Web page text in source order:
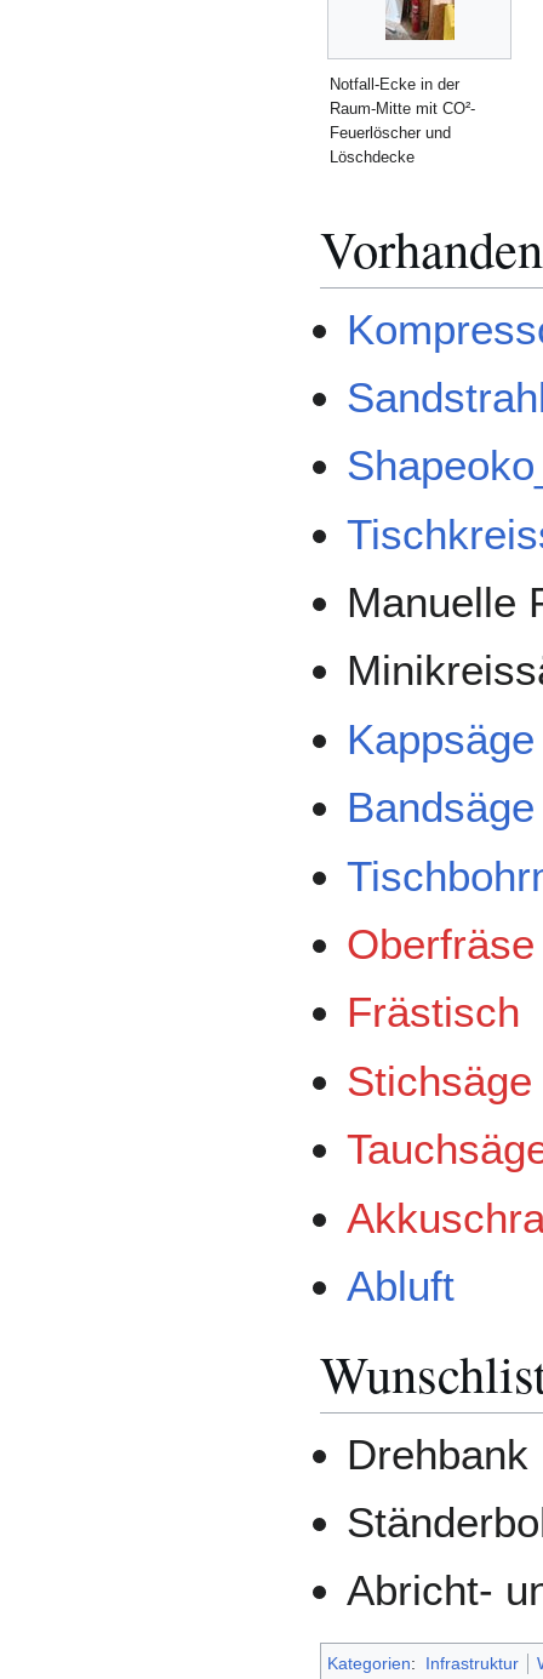
Notfall-Ecke in der
Raum-Mitte mit CO²-
Feuerlöscher und
Löschdecke
Vorhanden
Manuelle
Kappsäge
Bandsäge
Oberfräse
Frästisch
Stichsäge
Abluft
Drehbank
Abricht-
Kategorien: Infrastruktur